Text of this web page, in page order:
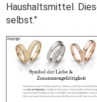
Haushaltsmittel.
selbst."